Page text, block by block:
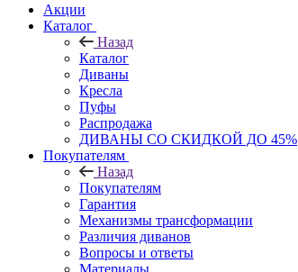
Акции
Каталог
Назад
Каталог
Диваны
Кресла
Пуфы
Распродажа
ДИВАНЫ СО СКИДКОЙ ДО 45%
Покупателям
Назад
Покупателям
Гарантия
Механизмы трансформации
Различия диванов
Вопросы и ответы
Материалы